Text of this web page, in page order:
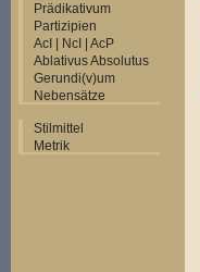
Prädikativum
Partizipien
AcI | NcI | AcP
Ablativus Absolutus
Gerundi(v)um
Nebensätze
Stilmittel
Metrik